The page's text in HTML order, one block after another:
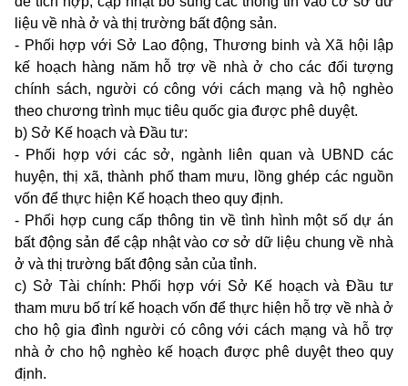
liệu về nhà ở và thị trường bất động sản.
- Phối hợp với Sở Lao động, Thương binh và Xã hội lập
kế hoạch hàng năm hỗ trợ về nhà ở cho các đối tượng
chính sách, người có công với cách mạng và hộ nghèo
theo chương trình mục tiêu quốc gia được phê duyệt.
b) Sở Kế hoạch và Đầu tư:
- Phối hợp với các sở, ngành liên quan và UBND các
huyện, thị xã, thành phố tham mưu, lồng ghép các nguồn
vốn để thực hiện Kế hoạch theo quy định.
- Phối hợp cung cấp thông tin về tình hình một số dự án
bất động sản để cập nhật vào cơ sở dữ liệu chung về nhà
ở và thị trường bất động sản của tỉnh.
c) Sở Tài chính: Phối hợp với Sở Kế hoạch và Đầu tư
tham mưu bố trí kế hoạch vốn để thực hiện hỗ trợ về nhà ở
cho hộ gia đình người có công với cách mạng và hỗ trợ
nhà ở cho hộ nghèo kế hoạch được phê duyệt theo quy
định.